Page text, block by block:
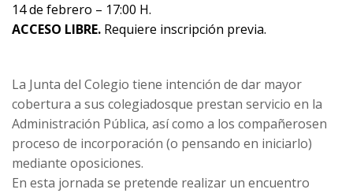
14 de febrero – 17:00 H.
ACCESO LIBRE. Requiere inscripción previa.
La Junta del Colegio tiene intención de dar mayor
cobertura a sus colegiadosque prestan servicio en la
Administración Pública, así como a los compañerosen
proceso de incorporación (o pensando en iniciarlo)
mediante oposiciones.
En esta jornada se pretende realizar un encuentro